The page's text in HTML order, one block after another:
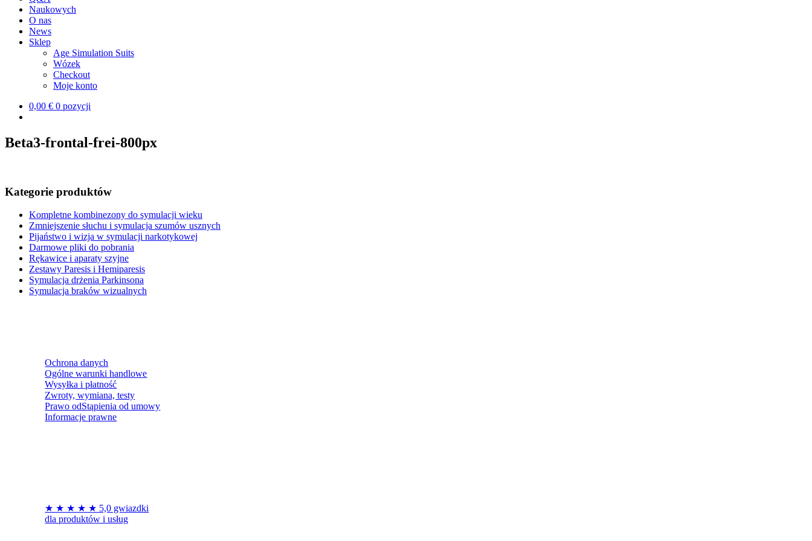
Naukowych
O nas
News
Sklep
Age Simulation Suits
Wózek
Checkout
Moje konto
0,00 € 0 pozycji
Beta3-frontal-frei-800px
Kategorie produktów
Kompletne kombinezony do symulacji wieku
Zmniejszenie słuchu i symulacja szumów usznych
Pijaństwo i wizja w symulacji narkotykowej
Darmowe pliki do pobrania
Rękawice i aparaty szyjne
Zestawy Paresis i Hemiparesis
Symulacja drżenia Parkinsona
Symulacja braków wizualnych
Ochrona danych
Ogólne warunki handlowe
Wysyłka i płatność
Zwroty, wymiana, testy
Prawo odStąpienia od umowy
Informacje prawne
★ ★ ★ ★ ★ 5,0 gwiazdki
dla produktów i usług